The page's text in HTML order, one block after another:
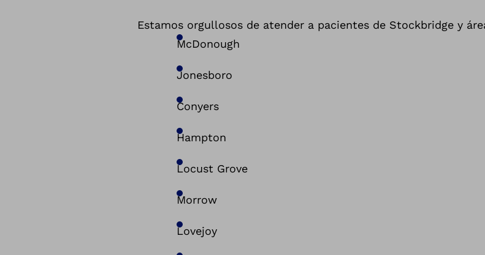
Estamos orgullosos de atender a pacientes de Stockbridge y
McDonough
Jonesboro
Conyers
Hampton
Locust Grove
Morrow
Lovejoy